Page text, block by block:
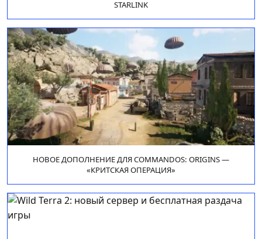
STARLINK
НОВОЕ ДОПОЛНЕНИЕ ДЛЯ COMMANDOS: ORIGINS —
«КРИТСКАЯ ОПЕРАЦИЯ»